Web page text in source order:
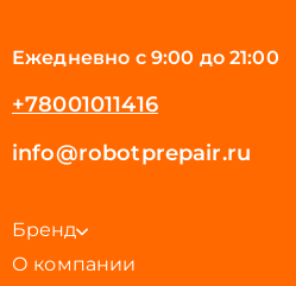
Ежедневно с 9:00 до 21:00
+78001011416
info@robotprepair.ru
Бренд
О компании